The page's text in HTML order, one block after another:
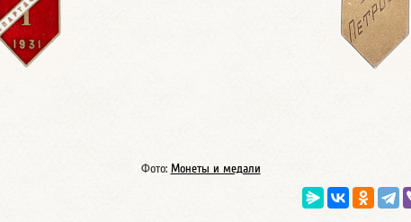
Фото: Монеты и медали